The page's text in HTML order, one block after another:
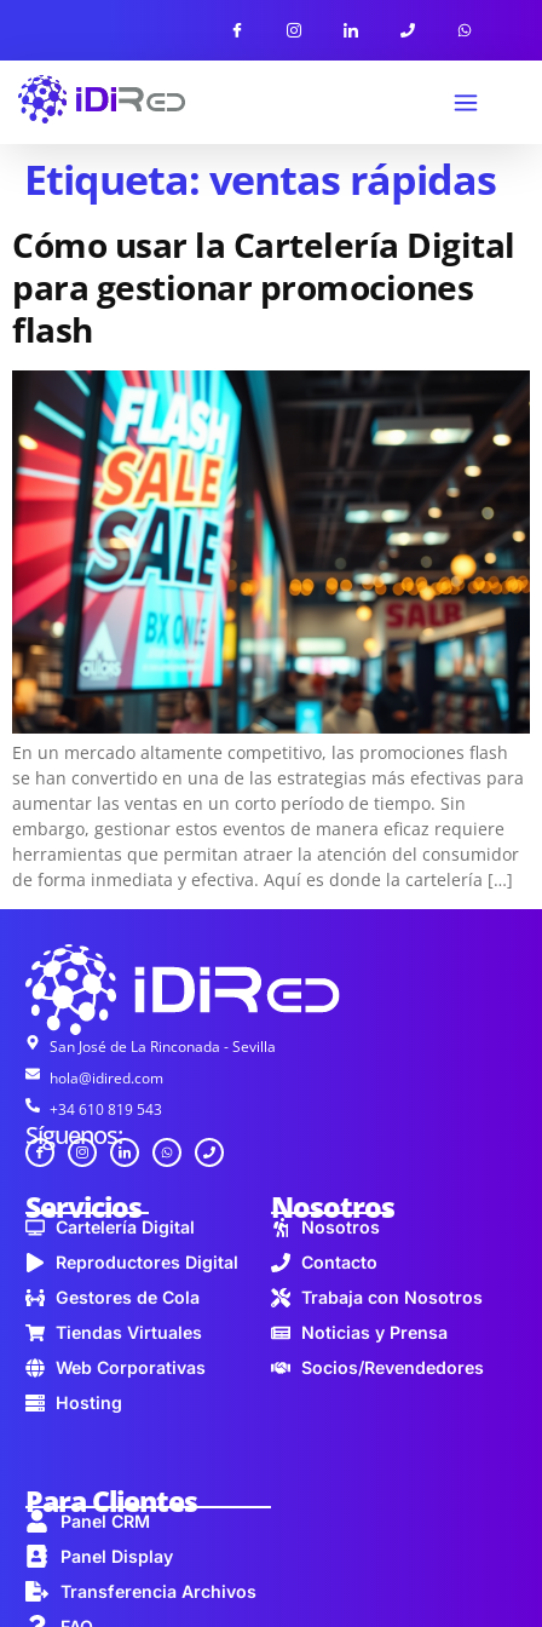
Etiqueta:ventas rápidas
Cómo usar la Cartelería Digital
para gestionar promociones
flash
En un mercado altamente competitivo, las promociones flash
se han convertido en una de las estrategias más efectivas para
aumentar las ventas en un corto período de tiempo. Sin
embargo, gestionar estos eventos de manera eficaz requiere
herramientas que permitan atraer la atención del consumidor
de forma inmediata y efectiva. Aquí es donde la cartelería […]
San José de La Rinconada - Sevilla
hola@idired.com
+34 610 819 543
Síguenos:
Servicios
Cartelería Digital
Reproductores Digital
Gestores de Cola
Tiendas Virtuales
Web Corporativas
Hosting
Nosotros
Nosotros
Contacto
Trabaja con Nosotros
Noticias y Prensa
Socios/Revendedores
Para Clientes
Panel CRM
Panel Display
Transferencia Archivos